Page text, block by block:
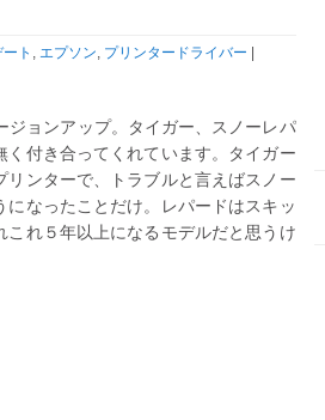
ト , エプソン, プリンタードライバー
ジョンアップ。タイガー、スノーレパ
付き合ってくれています。タイガー
ンターで、トラブルと言えばスノー
なったことだけ。レパードはスキッ
れ５年以上になるモデルだと思うけ
稿